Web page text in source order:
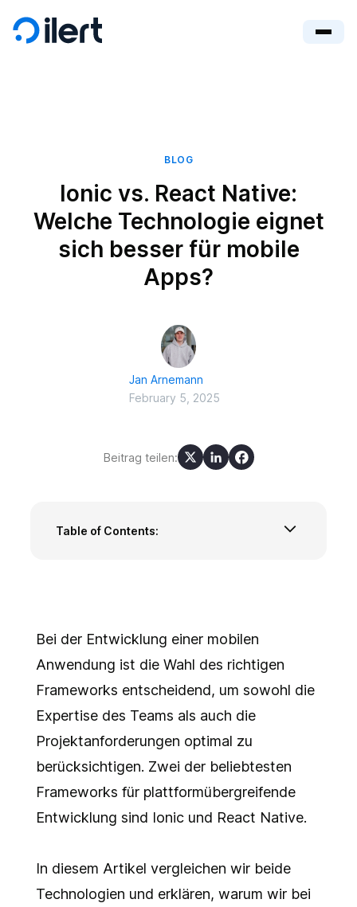
BLOG
Ionic vs. React Native:
Welche Technologie eignet
sich besser für mobile
Apps?
Jan Arnemann
February 5, 2025
Beitrag teilen:
Table of Contents:
Wann könnte React Native besser geeignet
Ionic vs. React Native: Die richtige
Entscheidung treffen
Ionic vs. React Native: Fazit
Bei der Entwicklung einer mobilen
Anwendung ist die Wahl des richtigen
Frameworks entscheidend, um sowohl die
Expertise des Teams als auch die
Projektanforderungen optimal zu
berücksichtigen. Zwei der beliebtesten
Frameworks für plattformübergreifende
Entwicklung sind Ionic und React Native.
In diesem Artikel vergleichen wir beide
Technologien und erklären, warum wir bei